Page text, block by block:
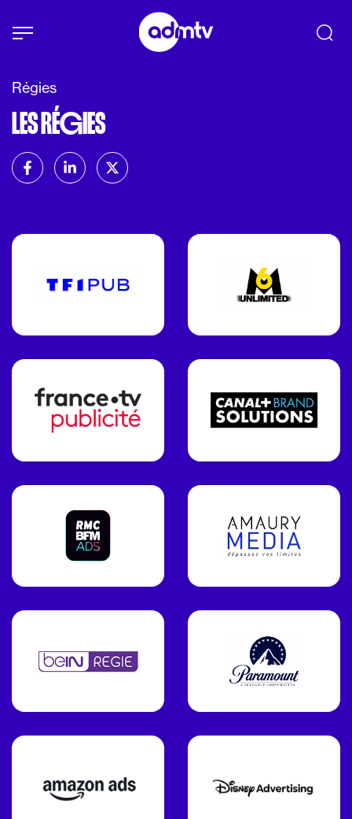
Aller au contenu principal
Régies
LES RÉG IES
Partager
sur Facebook
sur Linkedinsur X (Twitter)
Panneau de gestion des cookies